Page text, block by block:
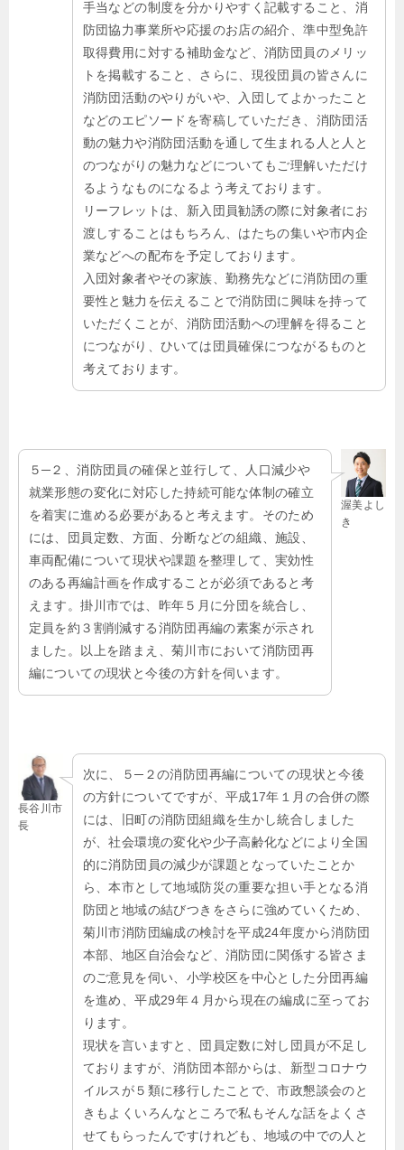
手当などの制度を分かりやすく記載すること、消
防団協力事業所や応援のお店の紹介、準中型免許
取得費用に対する補助金など、消防団員のメリッ
トを掲載すること、さらに、現役団員の皆さんに
消防団活動のやりがいや、入団してよかったこと
などのエピソードを寄稿していただき、消防団活
動の魅力や消防団活動を通して生まれる人と人と
のつながりの魅力などについてもご理解いただけ
るようなものになるよう考えております。
リーフレットは、新入団員勧誘の際に対象者にお
渡しすることはもちろん、はたちの集いや市内企
業などへの配布を予定しております。
入団対象者やその家族、勤務先などに消防団の重
要性と魅力を伝えることで消防団に興味を持って
いただくことが、消防団活動への理解を得ること
につながり、ひいては団員確保につながるものと
考えております。
渥美よし
き
５─２、消防団員の確保と並行して、人口減少や
就業形態の変化に対応した持続可能な体制の確立
を着実に進める必要があると考えます。そのため
には、団員定数、方面、分断などの組織、施設、
車両配備について現状や課題を整理して、実効性
のある再編計画を作成することが必須であると考
えます。掛川市では、昨年５月に分団を統合し、
定員を約３割削減する消防団再編の素案が示され
ました。以上を踏まえ、菊川市において消防団再
編についての現状と今後の方針を伺います。
長谷川市
長
次に、５─２の消防団再編についての現状と今後
の方針についてですが、平成17年１月の合併の際
には、旧町の消防団組織を生かし統合しました
が、社会環境の変化や少子高齢化などにより全国
的に消防団員の減少が課題となっていたことか
ら、本市として地域防災の重要な担い手となる消
防団と地域の結びつきをさらに強めていくため、
菊川市消防団編成の検討を平成24年度から消防団
本部、地区自治会など、消防団に関係する皆さま
のご意見を伺い、小学校区を中心とした分団再編
を進め、平成29年４月から現在の編成に至ってお
ります。
現状を言いますと、団員定数に対し団員が不足し
ておりますが、消防団本部からは、新型コロナウ
イルスが５類に移行したことで、市政懇談会のと
きもよくいろんなところで私もそんな話をよくさ
せてもらったんですけれども、地域の中での人と